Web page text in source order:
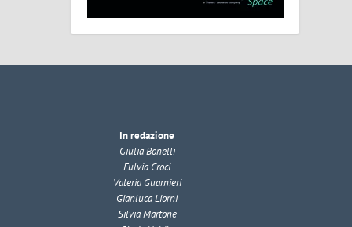
In redazione
Giulia Bonelli
Fulvia Croci
Valeria Guarnieri
Gianluca Liorni
Silvia Martone